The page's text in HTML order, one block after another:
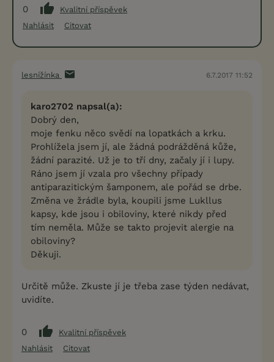
0
Kvalitní příspěvek
Nahlásit
Citovat
lesnížínka 6.7.2017 11:52
karo2702 napsal(a):
Dobrý den,
moje fenku něco svědí na lopatkách a krku.
Prohlížela jsem jí, ale žádná podrážděná kůže,
žádní parazité. Už je to tří dny, začaly jí i lupy.
Ráno jsem jí vzala pro všechny případy
antiparazitickým šamponem, ale pořád se drbe.
Změna ve žrádle byla, koupili jsme Lukllus
kapsy, kde jsou i obiloviny, které nikdy před
tím neměla. Může se takto projevit alergie na
obiloviny?
Děkuji.
Určitě může. Zkuste jí je třeba zase týden nedávat,
uvidíte.
0
Kvalitní příspěvek
Nahlásit
Citovat